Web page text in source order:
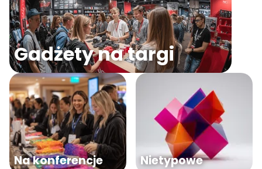
Gadżety na targi
Na konferencje Nietypowe